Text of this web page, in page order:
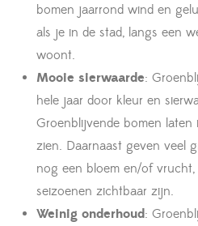
bomen jaarrond wind en
als je in de stad, langs een
woont.
Mooie sierwaarde:
hele jaar door kleur en
Groenblijvende bomen
zien. Daarnaast geven veel
nog een bloem en/of
seizoenen zichtbaar zijn.
Weinig onderhoud: